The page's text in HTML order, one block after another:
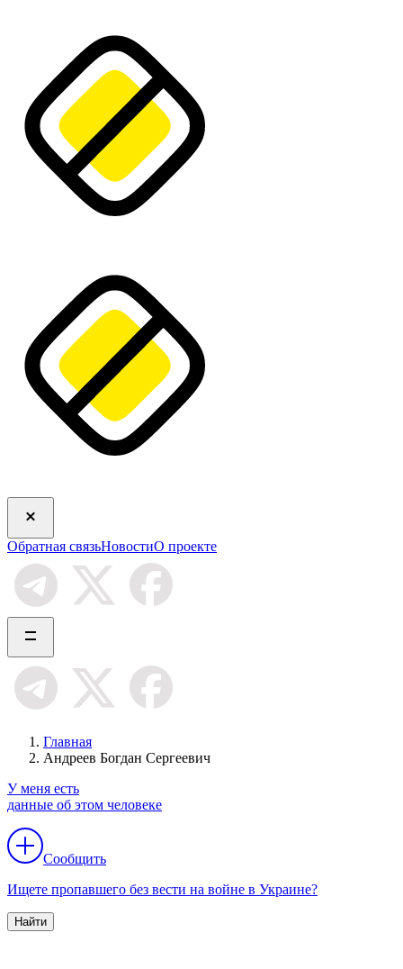
Обратная связьНовостиО проекте
Главная
Андреев Богдан Сергеевич
У меня есть
данные об этом человеке
Сообщить
Ищете пропавшего без вести на войне в Украине?
Найти